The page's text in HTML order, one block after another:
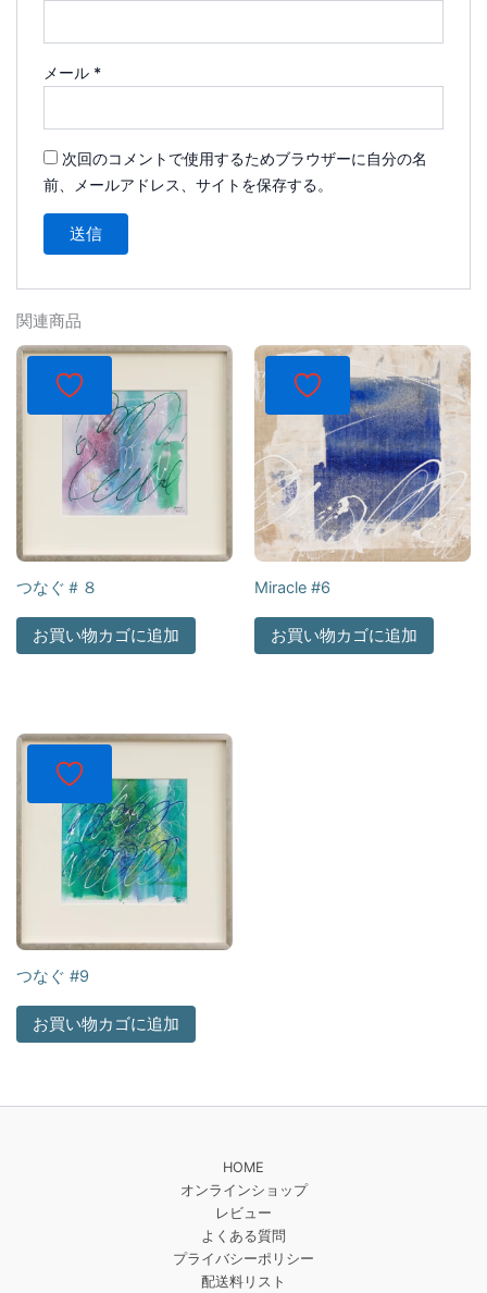
メール *
次回のコメントで使用するためブラウザーに自分の名
前、メールアドレス、サイトを保存する。
関連商品
つなぐ＃８
お買い物カゴに追加
Miracle #6
お買い物カゴに追加
つなぐ #9
お買い物カゴに追加
HOME
オンラインショップ
レビュー
よくある質問
プライバシーポリシー
配送料リスト